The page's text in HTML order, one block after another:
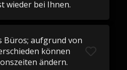
wieder bei Ihnen.
Büros; aufgrund von
können
ändern.